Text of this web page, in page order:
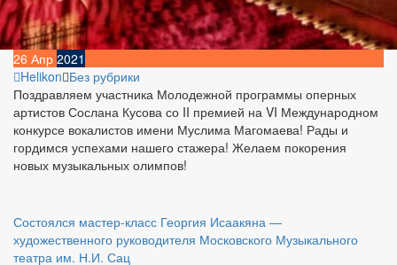
26 Апр 2021
Helikon Без рубрики
Поздравляем участника Молодежной программы оперных
артистов Сослана Кусова со II премией на VI Международном
конкурсе вокалистов имени Муслима Магомаева! Рады и
гордимся успехами нашего стажера! Желаем покорения
новых музыкальных олимпов!
Навигация
по
Состоялся мастер-класс Георгия Исаакяна —
художественного руководителя Московского Музыкального
театра им. Н.И. Сац